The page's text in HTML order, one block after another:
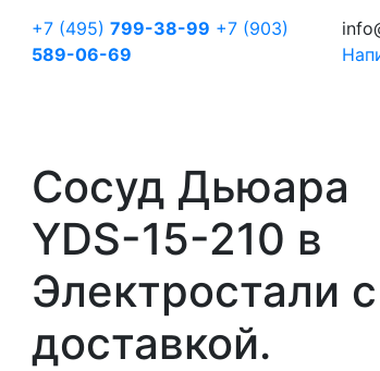
+7 (495) 799-38-99 +7 (903)
589-06-69
Сосуд Дьюара
YDS-15-210 в
Электростали с
доставкой.